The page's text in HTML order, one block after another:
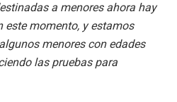
a menores ahora hay
este momento, y estamos
menores con edades
las pruebas para